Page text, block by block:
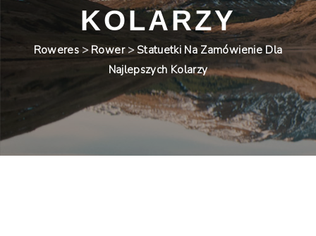
KOLARZY
Roweres > Rower>Statuetki Na Zamówienie Dla
Najlepszych Kolarzy